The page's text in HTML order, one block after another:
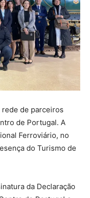
de parceiros
de Portugal. A
Ferroviário, no
do Turismo de
da Declaração